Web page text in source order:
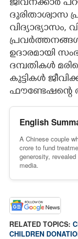
ജീവനക്കാർ
ദുരിതാശ്വാസ
വിദ്യാഭ്യാസം,​
ഉദാരമായി
ദമ്പതികൾ
കുട്ടികൾ
ഫൗണ്ടേഷന്റെ
English
A Chinese couple
crore to fund
generosity,
media.
RELATED TOPICS:
CHILDREN